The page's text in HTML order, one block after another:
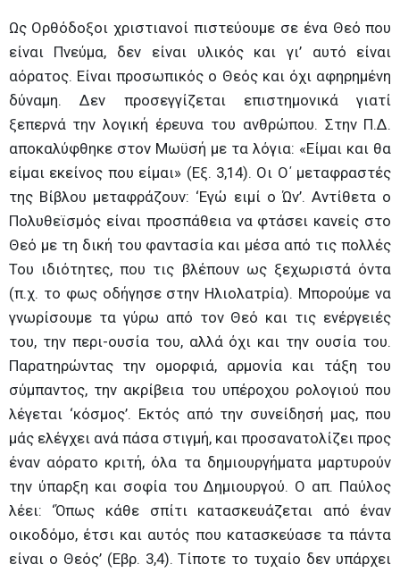
Ως Ορθόδοξοι χριστιανοί πιστεύουμε σε ένα Θεό που
είναι Πνεύμα, δεν είναι υλικός και γι’ αυτό είναι
αόρατος. Είναι προσωπικός ο Θεός και όχι αφηρημένη
δύναμη. Δεν προσεγγίζεται επιστημονικά γιατί
ξεπερνά την λογική έρευνα του ανθρώπου. Στην Π.Δ.
αποκαλύφθηκε στον Μωϋσή με τα λόγια: «Είμαι και θα
είμαι εκείνος που είμαι» (Εξ. 3,14). Οι Ο΄ μεταφραστές
της Βίβλου μεταφράζουν: ‘Εγώ ειμί ο Ών’. Αντίθετα ο
Πολυθεϊσμός είναι προσπάθεια να φτάσει κανείς στο
Θεό με τη δική του φαντασία και μέσα από τις πολλές
Του ιδιότητες, που τις βλέπουν ως ξεχωριστά όντα
(π.χ. το φως οδήγησε στην Ηλιολατρία). Μπορούμε να
γνωρίσουμε τα γύρω από τον Θεό και τις ενέργειές
του, την περι-ουσία του, αλλά όχι και την ουσία του.
Παρατηρώντας την ομορφιά, αρμονία και τάξη του
σύμπαντος, την ακρίβεια του υπέροχου ρολογιού που
λέγεται ‘κόσμος’. Εκτός από την συνείδησή μας, που
μάς ελέγχει ανά πάσα στιγμή, και προσανατολίζει προς
έναν αόρατο κριτή, όλα τα δημιουργήματα μαρτυρούν
την ύπαρξη και σοφία του Δημιουργού. Ο απ. Παύλος
λέει: ‘Όπως κάθε σπίτι κατασκευάζεται από έναν
οικοδόμο, έτσι και αυτός που κατασκεύασε τα πάντα
είναι ο Θεός’ (Εβρ. 3,4). Τίποτε το τυχαίο δεν υπάρχει